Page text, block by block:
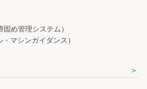
め管理システム）
マシンガイダンス）